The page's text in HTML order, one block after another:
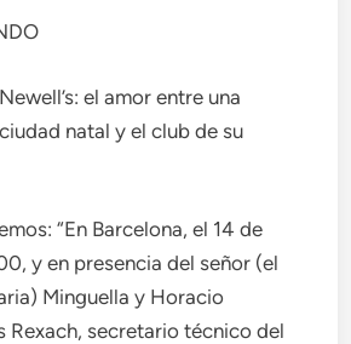
el amor entre una
natal y el club de su
“En Barcelona, ​​el 14 de
y en presencia del señor (el
Minguella y Horacio
Rexach, secretario técnico del